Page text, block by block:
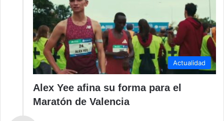
Actualidad
Alex Yee afina su forma para el
Maratón de Valencia